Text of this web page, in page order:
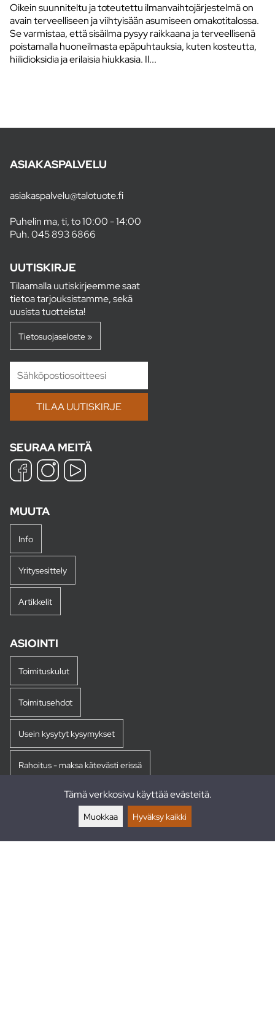
Oikein suunniteltu ja toteutettu ilmanvaihtojärjestelmä on
avain terveelliseen ja viihtyisään asumiseen omakotitalossa.
Se varmistaa, että sisäilma pysyy raikkaana ja terveellisenä
poistamalla huoneilmasta epäpuhtauksia, kuten kosteutta,
hiilidioksidia ja erilaisia hiukkasia. Il...
ASIAKASPALVELU
asiakaspalvelu@talotuote.fi
Puhelin ma, ti, to 10:00 - 14:00
Puh.045 893 6866
UUTISKIRJE
Tilaamalla uutiskirjeemme saat
tietoa tarjouksistamme, sekä
uusista tuotteista!
Tietosuojaseloste »
SEURAA MEITÄ
MUUTA
Info
Yritysesittely
Artikkelit
ASIOINTI
Toimituskulut
Toimitusehdot
Usein kysytyt kysymykset
Rahoitus - maksa kätevästi erissä
Tämä verkkosivu käyttää evästeitä.
Muokkaa Hyväksy kaikki